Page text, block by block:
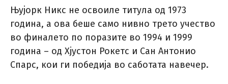
Њујорк Никс не освоиле титула од 1973
година, а ова беше само нивно трето учество
во финалето по поразите во 1994 и 1999
година – од Хјустон Рокетс и Сан Антонио
Спарс, кои ги победија во саботата навечер.